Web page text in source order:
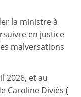
la ministre à
en justice
malversations
2026, et au
Caroline Diviés (